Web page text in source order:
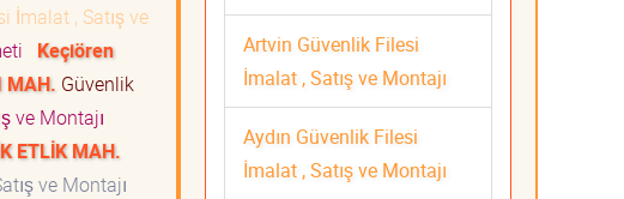
İmalat , Satış ve
Keçiören
MAH. Güvenlik
ve Montajı
ETLİK MAH.
ve Montajı
Artvin Güvenlik Filesi
İmalat , Satış ve Montajı
Aydın Güvenlik Filesi
İmalat , Satış ve Montajı